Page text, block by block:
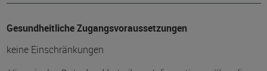
Gesundheitliche Zugangsvoraussetzungen
keine Einschränkungen